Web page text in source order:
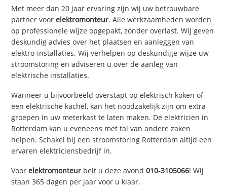
Met meer dan 20 jaar ervaring zijn wij uw betrouwbare
partner voorelektromonteur. Alle werkzaamheden worden
op professionele wijze opgepakt, zónder overlast. Wij geven
deskundig advies over het plaatsen en aanleggen van
elektro-installaties. Wij verhelpen op deskundige wijze uw
stroomstoring en adviseren u over de aanleg van
elektrische installaties.
Wanneer u bijvoorbeeld overstapt op elektrisch koken of
een elektrische kachel, kan het noodzakelijk zijn om extra
groepen in uw meterkast te laten maken. De elektricien in
Rotterdam kan u eveneens met tal van andere zaken
helpen. Schakel bij een stroomstoring Rotterdam altijd een
ervaren elektriciensbedrijf in.
Voorelektromonteur belt u deze avond010-3105066! Wij
staan 365 dagen per jaar voor u klaar.